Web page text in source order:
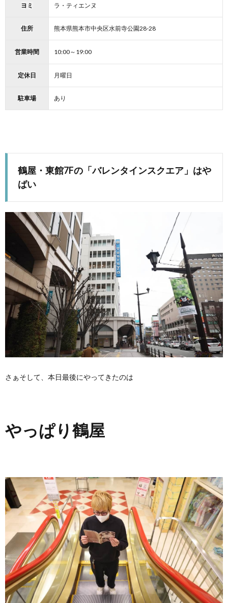
ヨミ ラ・ティエンヌ
住所 熊本県熊本市中央区水前寺公園28-28
営業時間 10:00～19:00
定休日 月曜日
駐車場 あり
鶴屋・東館7Fの「バレンタインスクエア」はや
ばい
さぁそして、本日最後にやってきたのは
やっぱり鶴屋